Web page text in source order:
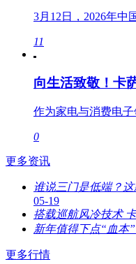
3月12日，2026年中
11
向生活致敬！卡
作为家电与消费电
0
更多资讯
谁说三门是低端？
05-19
搭载巡航风冷技术
新年值得下点“血本
更多行情